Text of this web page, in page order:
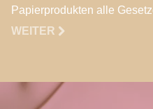
Papierprodukten alle
WEITER